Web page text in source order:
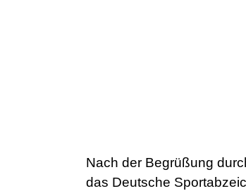
Nach der Begrüßung
das Deutsche